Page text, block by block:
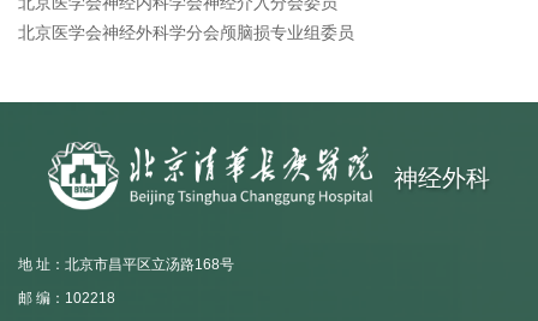
北京医学会神经外科学分会颅脑损专业组委员
神经外科
地 址：北京市昌平区立汤路168号
邮 编：102218